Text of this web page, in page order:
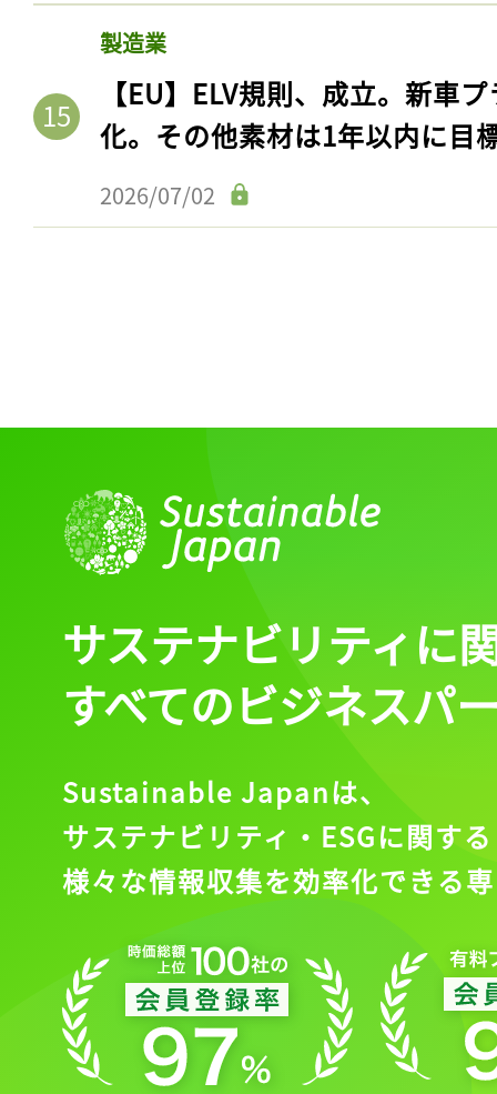
製造業
【EU】ELV規則、成立。新車
化。その他素材は1年以内に目
2026/07/02
会員登録
サステナビリティに
すべてのビジネスパ
Sustainable Japanは、
サステナビリティ・ESGに関する
様々な情報収集を効率化できる